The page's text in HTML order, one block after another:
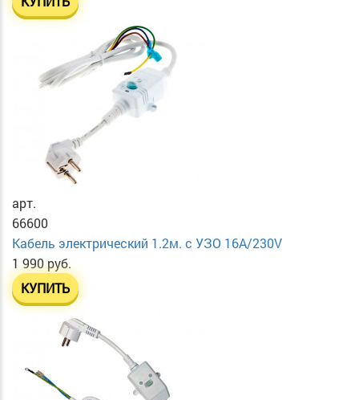
арт.
66600
Кабель электрический 1.2м. с УЗО 16А/230V
1 990 руб.
КУПИТЬ